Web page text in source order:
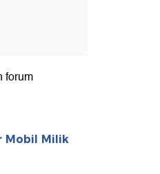
forum
Mobil Milik